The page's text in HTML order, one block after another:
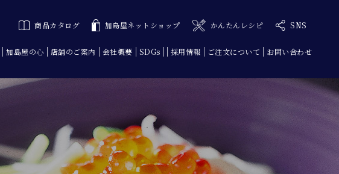
商品カタログ 加島屋ネットショップ かんたんレシピ SNS
加島屋の心 店舗のご案内 会社概要 SDGs 採用情報 ご注文について お問い合わせ